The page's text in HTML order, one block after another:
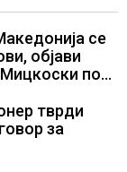
се
објави
по
тврди
за